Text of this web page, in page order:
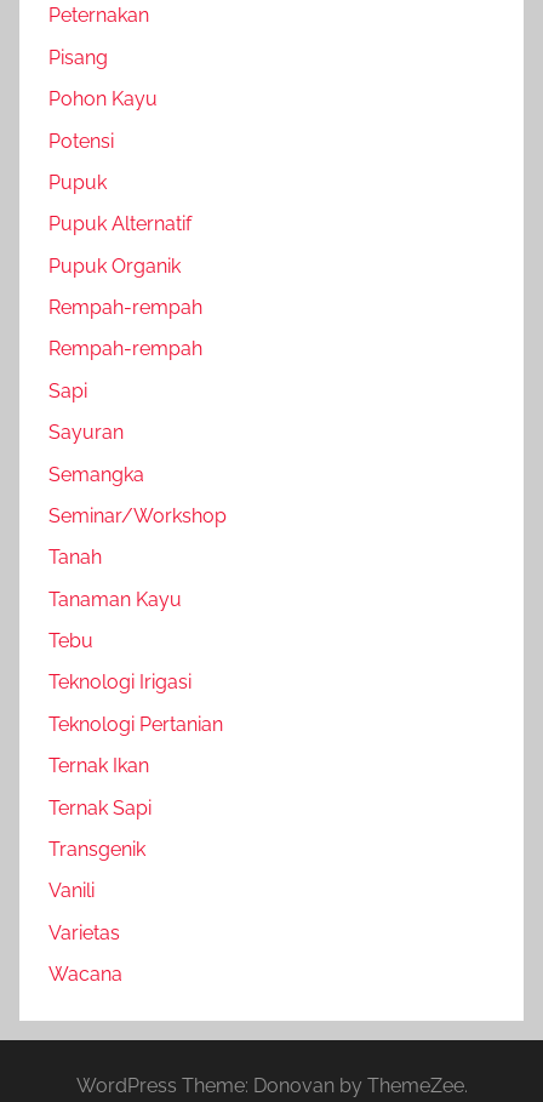
Peternakan
Pisang
Pohon Kayu
Potensi
Pupuk
Pupuk Alternatif
Pupuk Organik
Rempah-rempah
Rempah-rempah
Sapi
Sayuran
Semangka
Seminar/Workshop
Tanah
Tanaman Kayu
Tebu
Teknologi Irigasi
Teknologi Pertanian
Ternak Ikan
Ternak Sapi
Transgenik
Vanili
Varietas
Wacana
WordPress Theme: Donovan by ThemeZee.